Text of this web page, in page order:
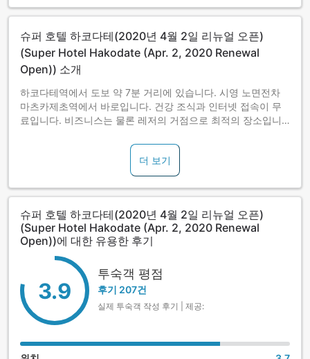
슈퍼 호텔 하코다테(2020년 4월 2일 리뉴얼 오픈)
(Super Hotel Hakodate (Apr. 2, 2020 Renewal
Open)) 소개
하코다테역에서 도보 약 7분 거리에 있습니다. 시영 노면전차
마츠카제초역에서 바로입니다. 건강 조식과 인터넷 접속이 무
료입니다. 비즈니스는 물론 레저의 거점으로 최적의 장소입니
더 보기
슈퍼 호텔 하코다테(2020년 4월 2일 리뉴얼 오픈)
(Super Hotel Hakodate (Apr. 2, 2020 Renewal
Open))에 대한 유용한 후기
3.9
투숙객 평점
후기 207건
실제 투숙객 작성 후기 | 제공: